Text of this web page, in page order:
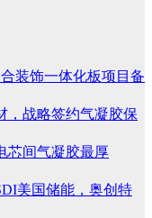
装饰一体化板项目备
，战略签约气凝胶保
芯间气凝胶最厚
美国储能，奥创特